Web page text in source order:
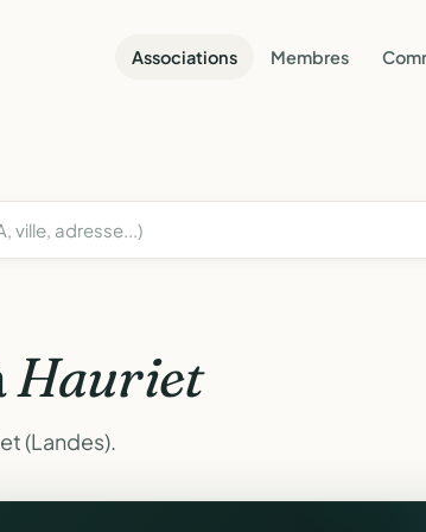
Associations Membres
Hauriet
(Landes).